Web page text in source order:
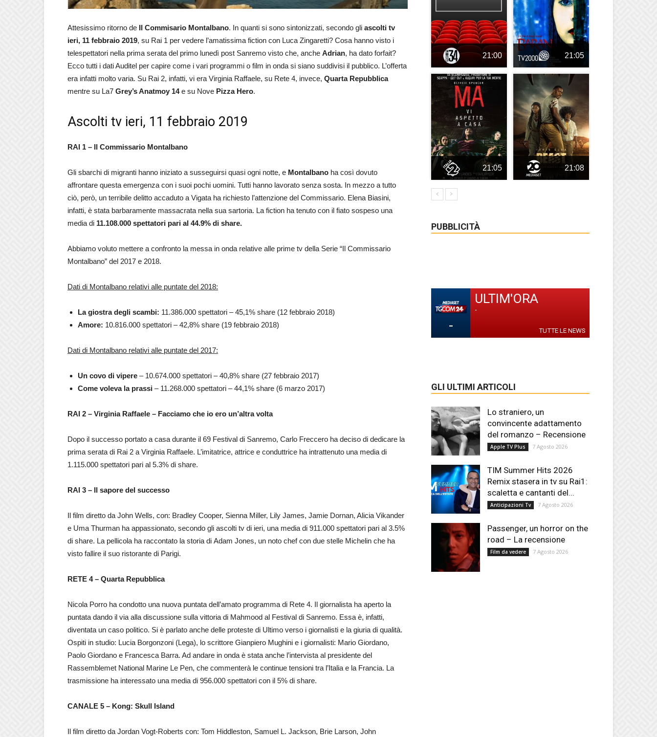
Attesissimo ritorno de Il Commisario Montalbano. In quanti si sono sintonizzati, secondo gli ascolti tv
ieri, 11 febbraio 2019, su Rai 1 per vedere l’amatissima fiction con Luca Zingaretti? Cosa hanno visto i
telespettatori nella prima serata del primo lunedì post Sanremo visto che, anche Adrian, ha dato forfait?
Ecco tutti i dati Auditel per capire come i vari programmi o film in onda si siano suddivisi il pubblico. L’offerta
era infatti molto varia. Su Rai 2, infatti, vi era Virginia Raffaele, su Rete 4, invece, Quarta Repubblica
mentre su La7 Grey’s Anatmoy 14e su Nove Pizza Hero.
Ascolti tv ieri, 11 febbraio 2019
RAI 1 – Il Commissario Montalbano
Gli sbarchi di migranti hanno iniziato a susseguirsi quasi ogni notte, e Montalbano ha così dovuto
affrontare questa emergenza con i suoi pochi uomini. Tutti hanno lavorato senza sosta. In mezzo a tutto
ciò, però, un terribile delitto accaduto a Vigata ha richiesto l’attenzione del Commissario. Elena Biasini,
infatti, è stata barbaramente massacrata nella sua sartoria. La fiction ha tenuto con il fiato sospeso una
media di 11.108.000 spettatori pari al 44.9% di share.
Abbiamo voluto mettere a confronto la messa in onda relative alle prime tv della Serie “Il Commissario
Montalbano” del 2017 e 2018.
Dati di Montalbano relativi alle puntate del 2018:
La giostra degli scambi: 11.386.000 spettatori – 45,1% share (12 febbraio 2018)
Amore: 10.816.000 spettatori – 42,8% share (19 febbraio 2018)
Dati di Montalbano relativi alle puntate del 2017:
Un covo di vipere – 10.674.000 spettatori – 40,8% share (27 febbraio 2017)
Come voleva la prassi – 11.268.000 spettatori – 44,1% share (6 marzo 2017)
RAI 2 – Virginia Raffaele – Facciamo che io ero un’altra volta
Dopo il successo portato a casa durante il 69 Festival di Sanremo, Carlo Freccero ha deciso di dedicare la
prima serata di Rai 2 a Virginia Raffaele. L’imitatrice, attrice e conduttrice ha intrattenuto una media di
1.115.000 spettatori pari al 5.3% di share.
RAI 3 – Il sapore del successo
Il film diretto da John Wells, con: Bradley Cooper, Sienna Miller, Lily James, Jamie Dornan, Alicia Vikander
e Uma Thurman ha appassionato, secondo gli ascolti tv di ieri, una media di 911.000 spettatori pari al 3.5%
di share. La pellicola ha raccontato la storia di Adam Jones, un noto chef con due stelle Michelin che ha
visto fallire il suo ristorante di Parigi.
RETE 4 – Quarta Repubblica
Nicola Porro ha condotto una nuova puntata dell’amato programma di Rete 4. Il giornalista ha aperto la
puntata dando il via alla discussione sulla vittoria di Mahmood al Festival di Sanremo. Essa è, infatti,
diventata un caso politico. Si è parlato anche delle proteste di Ultimo verso i giornalisti e la giuria di qualità.
Ospiti in studio: Lucia Borgonzoni (Lega), lo scrittore Gianpiero Mughini e i giornalisti: Mario Giordano,
Paolo Giordano e Francesca Barra. Ad andare in onda è stata anche l’intervista al presidente del
Rassemblemet National Marine Le Pen, che commenterà le continue tensioni tra l’Italia e la Francia. La
trasmissione ha interessato una media di 956.000 spettatori con il 5% di share.
CANALE 5 – Kong: Skull Island
Il film diretto da Jordan Vogt-Roberts con: Tom Hiddleston, Samuel L. Jackson, Brie Larson, John
21:00 21:05
21:05 21:08
PUBBLICITÀ
-
ULTIM'ORA
-
TUTTE LE NEWS
GLI ULTIMI ARTICOLI
Lo straniero, un
convincente adattamento
del romanzo – Recensione
Apple TV Plus 7 Agosto 2026
TIM Summer Hits 2026
Remix stasera in tv su Rai1:
scaletta e cantanti del...
Anticipazioni Tv 7 Agosto 2026
Passenger, un horror on the
road – La recensione
Film da vedere 7 Agosto 2026